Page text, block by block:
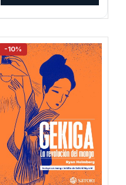
era:
$32.100.
es:
$28.890.
-10%